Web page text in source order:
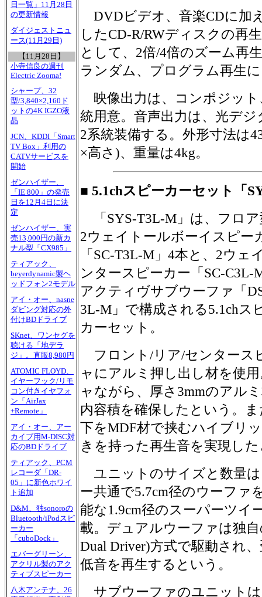
日一覧」11月28日
の更新情報
ダイジェストニュ
ース(11月29日)
【11月28日】
小寺信良の週刊
Electric Zooma!
シャープ、32
型/3,840×2,160ド
ットの4K IGZO液
晶
JCN、KDDI「Smart
TV Box」利用の
CATVサービスを
開始
ゼンハイザー、
「IE 800」の発売
日を12月4日に決
定
ゼンハイザー、実
売13,000円の新カ
ナル型「CX985」
ティアック、
beyerdynamic製ヘ
ッドフォン2モデル
アイ・オー、nasne
ダビング対応の外
付けBDドライブ
SKnet、ワンセグを
聴ける「地デラ
ジ」。直販8,980円
ATOMIC FLOYD、
イヤーフック/リモ
コン付きイヤフォ
ン「AirJax
+Remote」
アイ・オー、アー
カイブ用M-DISC対
応のBDドライブ
ティアック、PCM
レコーダ「DR-
05」に新色ホワイ
ト追加
D&M、独sonoroの
Bluetooth/iPodスピ
ーカー
「cuboDock」
エバーグリーン、
アクリル製のアク
ティブスピーカー
八木アンテナ、26
DVDビデオ、音楽CDに加
したCD-R/RWディスクの再
として、2倍/4倍のズーム再
ランダム、プログラム再生
映像出力は、コンポジット
統用意。音声出力は、光デ
2系統装備する。外形寸法は
×高さ)、重量は4kg。
■ 5.1chスピーカーセット「
「SYS-T3L-M」は、フロ
2ウェイトールボーイスピー
「SC-T3L-M」4本と、2ウェ
ンタースピーカー「SC-C3L-
アクティヴサブウーファ「
3L-M」で構成される5.1chス
カーセット。
フロント/リア/センタース
ャにアルミ押し出し材を使
ャながら、厚さ3mmのアル
内容積を確保したという。
下をMDF材で挟むハイブリ
きを持った再生音を実現し
ユニットのサイズと数量
ー共通で5.7cm径のウーファ
能な1.9cm径のスーパーツイ
載。デュアルウーファは独自
Dual Driver)方式で駆動され
低音を再生するという。
サブウーファのユニットは